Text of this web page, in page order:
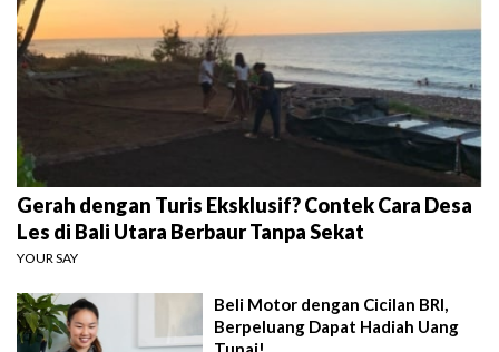
Gerah dengan Turis Eksklusif? Contek Cara Desa
Les di Bali Utara Berbaur Tanpa Sekat
YOUR SAY
Beli Motor dengan Cicilan BRI,
Berpeluang Dapat Hadiah Uang